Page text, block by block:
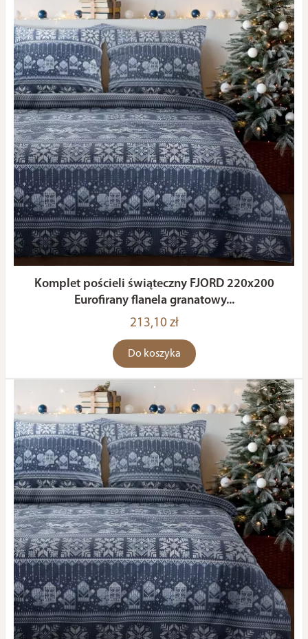
Komplet pościeli świąteczny FJORD 220x200
Eurofirany flanela granatowy...
213,10 zł
Do koszyka